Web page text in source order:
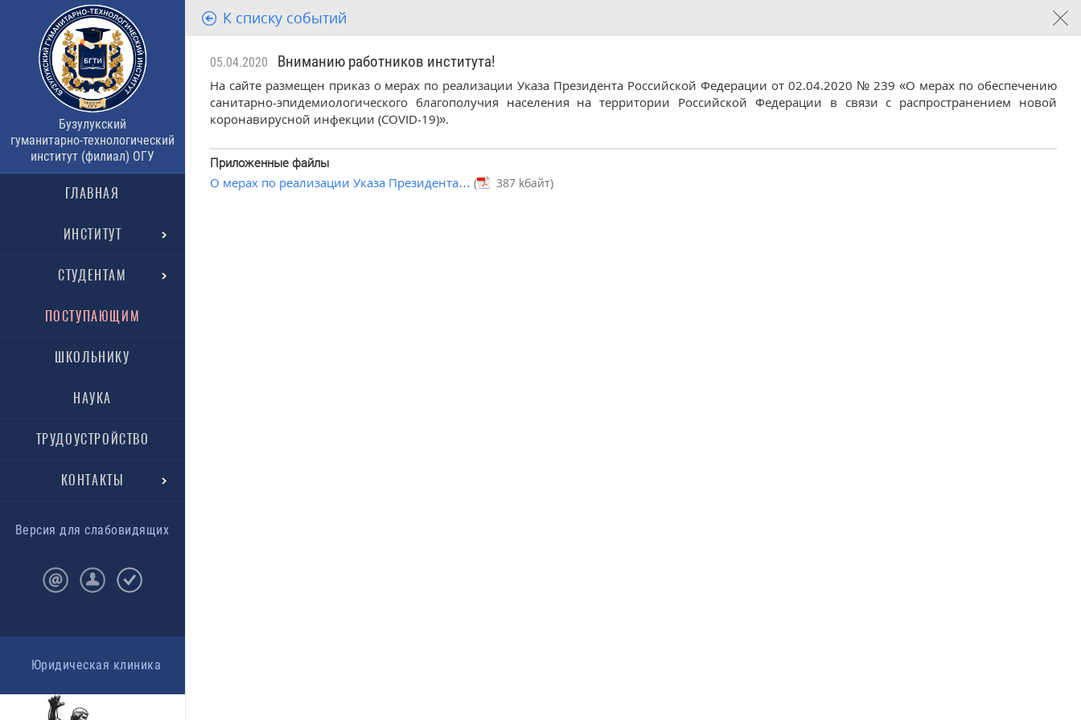
Бузулукский
гуманитарно-технологический
институт (филиал) ОГУ
ГЛАВНАЯ
ИНСТИТУТ
СТУДЕНТАМ
ПОСТУПАЮЩИМ
ШКОЛЬНИКУ
НАУКА
ТРУДОУСТРОЙСТВО
КОНТАКТЫ
Версия для слабовидящих
Юридическая клиника
К списку событий
05.04.2020 Вниманию работников института!
На сайте размещен приказ о мерах по реализации Указа Президента Российской Федерации от 02.04.2020 № 239 «О мерах по обеспечению
санитарно-эпидемиологического благополучия населения на территории Российской Федерации в связи с распространением новой
коронавирусной инфекции (COVID-19)».
Приложенные файлы
О мерах по реализации Указа Президента… ( 387 kбайт)